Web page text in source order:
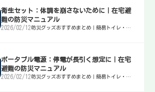
衛生セット：体調を崩さないために｜在宅避
難の防災マニュアル
2026/02/12 防災グッズおすすめまとめ｜簡易トイレ・
ポータブル電源：停電が長引く想定に｜在宅
避難の防災マニュアル
2026/02/12 防災グッズおすすめまとめ｜簡易トイレ・